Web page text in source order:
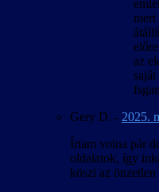
az
Gery D. - 2025.
Írtam volna pár
oldalatok, így
köszi az